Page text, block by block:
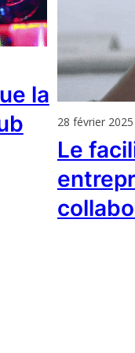
la
28 février 2025
Le